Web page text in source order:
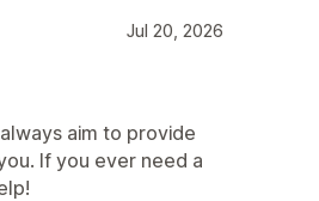
Jul 20, 2026
aim to provide
If you ever need a